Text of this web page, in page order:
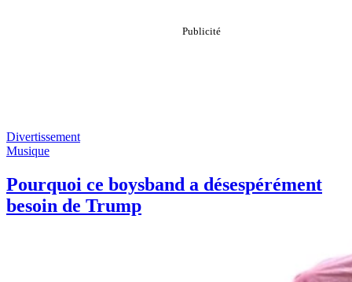
Divertissement
Musique
Pourquoi ce boysband a désespérément
besoin de Trump